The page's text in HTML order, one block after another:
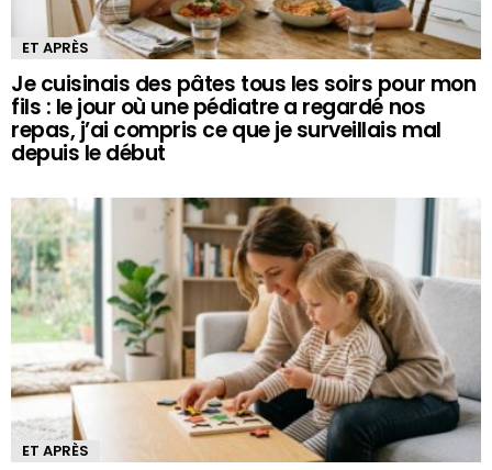
ET APRÈS
Je cuisinais des pâtes tous les soirs pour mon
fils : le jour où une pédiatre a regardé nos
repas, j’ai compris ce que je surveillais mal
depuis le début
ET APRÈS